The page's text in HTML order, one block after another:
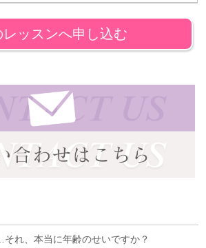
レッスンへ申し込む
れ、本当に年齢のせいですか？